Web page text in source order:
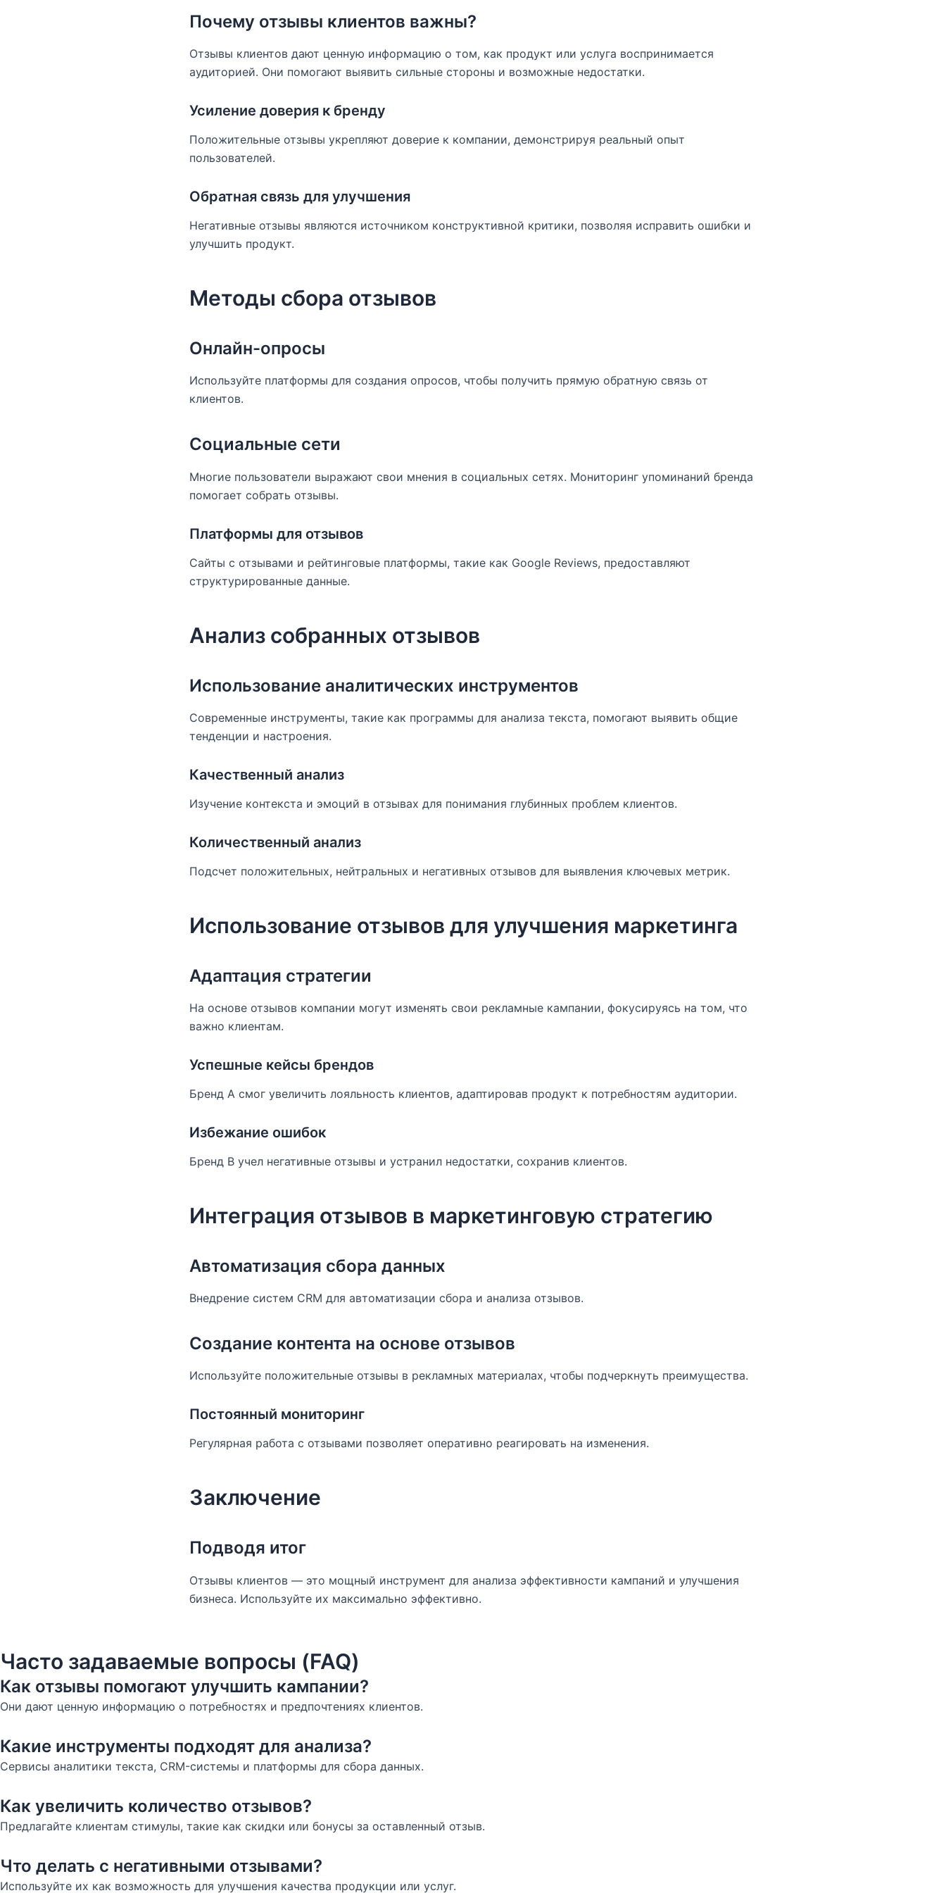
Почему отзывы клиентов важны?
Отзывы клиентов дают ценную информацию о том, как продукт или услуга воспринимается
аудиторией. Они помогают выявить сильные стороны и возможные недостатки.
Усиление доверия к бренду
Положительные отзывы укрепляют доверие к компании, демонстрируя реальный опыт
пользователей.
Обратная связь для улучшения
Негативные отзывы являются источником конструктивной критики, позволяя исправить ошибки и
улучшить продукт.
Методы сбора отзывов
Онлайн-опросы
Используйте платформы для создания опросов, чтобы получить прямую обратную связь от
клиентов.
Социальные сети
Многие пользователи выражают свои мнения в социальных сетях. Мониторинг упоминаний бренда
помогает собрать отзывы.
Платформы для отзывов
Сайты с отзывами и рейтинговые платформы, такие как Google Reviews, предоставляют
структурированные данные.
Анализ собранных отзывов
Использование аналитических инструментов
Современные инструменты, такие как программы для анализа текста, помогают выявить общие
тенденции и настроения.
Качественный анализ
Изучение контекста и эмоций в отзывах для понимания глубинных проблем клиентов.
Количественный анализ
Подсчет положительных, нейтральных и негативных отзывов для выявления ключевых метрик.
Использование отзывов для улучшения маркетинга
Адаптация стратегии
На основе отзывов компании могут изменять свои рекламные кампании, фокусируясь на том, что
важно клиентам.
Успешные кейсы брендов
Бренд А смог увеличить лояльность клиентов, адаптировав продукт к потребностям аудитории.
Избежание ошибок
Бренд B учел негативные отзывы и устранил недостатки, сохранив клиентов.
Интеграция отзывов в маркетинговую стратегию
Автоматизация сбора данных
Внедрение систем CRM для автоматизации сбора и анализа отзывов.
Создание контента на основе отзывов
Используйте положительные отзывы в рекламных материалах, чтобы подчеркнуть преимущества.
Постоянный мониторинг
Регулярная работа с отзывами позволяет оперативно реагировать на изменения.
Заключение
Подводя итог
Отзывы клиентов — это мощный инструмент для анализа эффективности кампаний и улучшения
бизнеса. Используйте их максимально эффективно.
Часто задаваемые вопросы (FAQ)
Как отзывы помогают улучшить кампании?
Они дают ценную информацию о потребностях и предпочтениях клиентов.
Какие инструменты подходят для анализа?
Сервисы аналитики текста, CRM-системы и платформы для сбора данных.
Как увеличить количество отзывов?
Предлагайте клиентам стимулы, такие как скидки или бонусы за оставленный отзыв.
Что делать с негативными отзывами?
Используйте их как возможность для улучшения качества продукции или услуг.